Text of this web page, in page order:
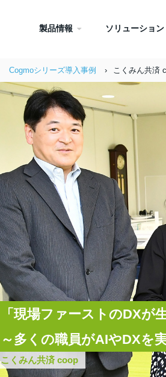
製品情報 ソリューショ
Cogmoシリーズ導入事例 こくみん共済
「現場ファーストのDXが
～多くの職員がAIやDXを
こくみん共済 coop